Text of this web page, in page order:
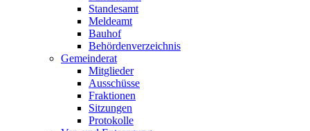
Standesamt
Meldeamt
Bauhof
Behördenverzeichnis
Gemeinderat
Mitglieder
Ausschüsse
Fraktionen
Sitzungen
Protokolle